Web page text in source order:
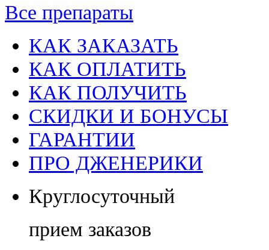
Все препараты
КАК ЗАКАЗАТЬ
КАК ОПЛАТИТЬ
КАК ПОЛУЧИТЬ
СКИДКИ И БОНУСЫ
ГАРАНТИИ
ПРО ДЖЕНЕРИКИ
Круглосуточный
прием заказов